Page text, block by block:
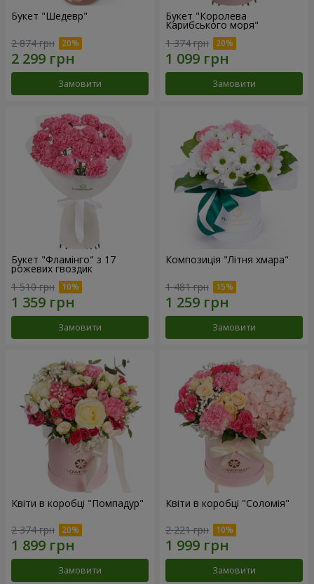
Букет "Шедевр"
2 874 грн
Замовити
Букет "Королева
Карибського моря"
1 374 грн
Замовити
Букет "Фламінго" з 17
рожевих гвоздик
1 510 грн
Замовити
Композиція "Літня хмара"
1 481 грн
Замовити
Квіти в коробці "Помпадур"
2 374 грн
Замовити
Квіти в коробці "Соломія"
2 221 грн
Замовити